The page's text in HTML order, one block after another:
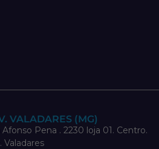
VALADARES (MG)
Afonso Pena . 2230 loja 01. Centro.
Valadares